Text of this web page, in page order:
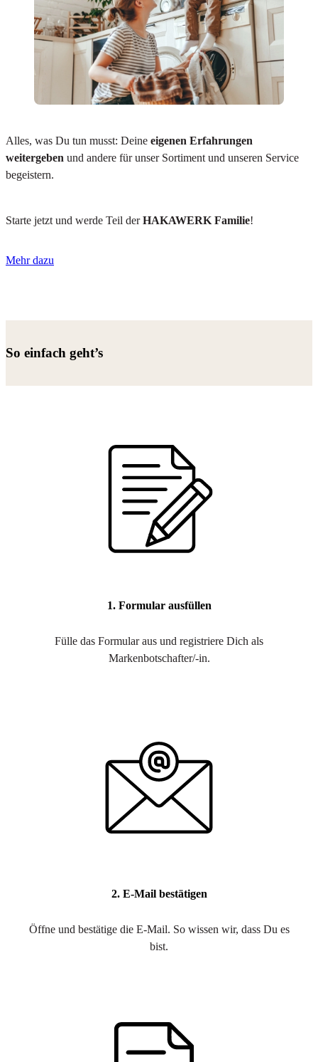
Alles, was Du tun musst: Deine eigenen Erfahrungen
weitergeben und andere für unser Sortiment und unseren Service
begeistern.
Starte jetzt und werde Teil derHAKAWERK Familie!
Mehr dazu
So einfach geht’s
1. Formular ausfüllen
Fülle das Formular aus und registriere Dich als
Markenbotschafter/-in.
2. E-Mail bestätigen
Öffne und bestätige die E-Mail. So wissen wir, dass Du es
bist.